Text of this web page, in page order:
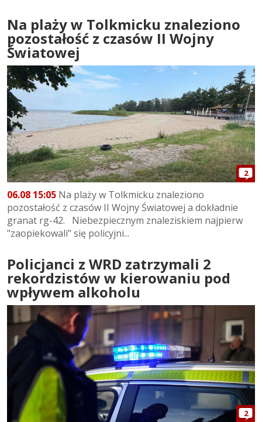
Na plaży w Tolkmicku znaleziono
pozostałość z czasów II Wojny
Światowej
2
06.08 15:05 Na plaży w Tolkmicku znaleziono
pozostałość z czasów II Wojny Światowej a dokładnie
granat rg-42. Niebezpiecznym znaleziskiem najpierw
"zaopiekowali" się policyjni...
Policjanci z WRD zatrzymali 2
rekordzistów w kierowaniu pod
wpływem alkoholu
2